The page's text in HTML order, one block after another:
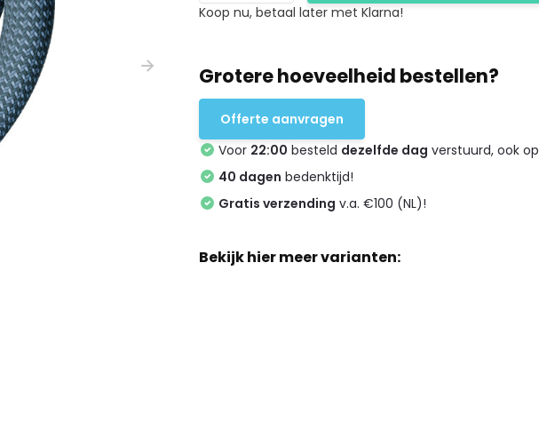
Koop nu, betaal later met Klarna!
Grotere hoeveelheid bestellen?
Offerte aanvragen
Voor 22:00 besteld dezelfde dag verstuurd, ook op
40 dagen bedenktijd!
Gratis verzending v.a. €100 (NL)!
Bekijk hier meer varianten: